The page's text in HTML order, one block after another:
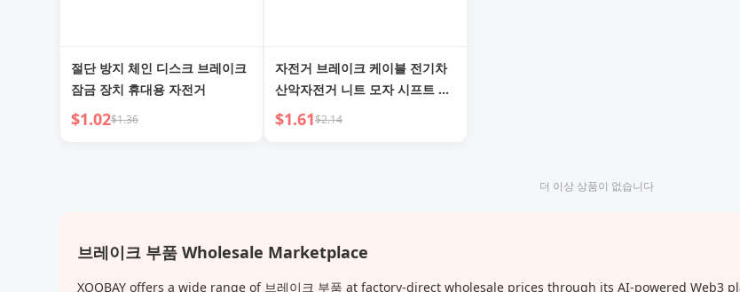
절단 방지 체인 디스크 브레이크
잠금 장치 휴대용 자전거
$1.02$1.36
자전거 브레이크 케이블 전기차
산악자전거 니트 모자 시프트 케
이블 로드바이크 스테인리스 스
틸 와이어 코어 와이어 파이프 캡
$1.61$2.14
더 이상 상품이 없습니다
브레이크 부품 Wholesale Marketplace
XOOBAY offers a wide range of 브레이크 부품 at factory-direct wholesale prices through its AI-powered